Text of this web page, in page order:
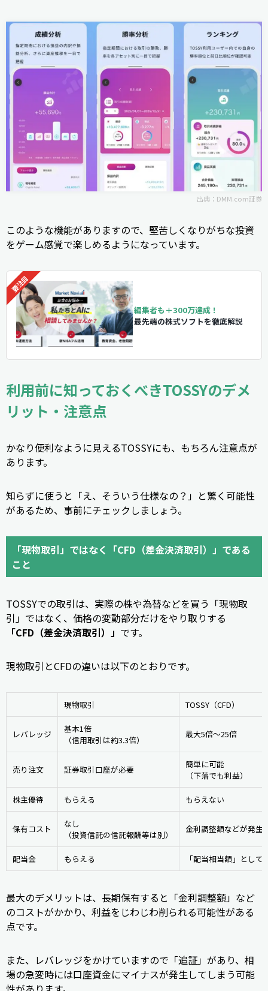
出典： DMM.com証券
このような機能がありますので、堅苦しくなりがちな投資
をゲーム感覚で楽しめるようになっています。
編集者も＋300万達成！
最先端の株式ソフトを徹底解説
利用前に知っておくべきTOSSYのデメ
リット・注意点
かなり便利なように見えるTOSSYにも、もちろん注意点が
あります。
知らずに使うと「え、そういう仕様なの？」と驚く可能性
があるため、事前にチェックしましょう。
「現物取引」ではなく「CFD（差金決済取引）」である
こと
TOSSYでの取引は、実際の株や為替などを買う「現物取
引」ではなく、価格の変動部分だけをやり取りする
「CFD（差金決済取引）」 です。
現物取引とCFDの違いは以下のとおりです。
現物取引 TOSSY（CFD）
レバレッジ
基本1倍
（信用取引は約3.3倍）
最大5倍〜25倍
売り注文 証券取引口座が必要
簡単に可能
（下落でも利益）
株主優待 もらえる もらえない
保有コスト
なし
（投資信託の信託報酬等は別）
金利調整額などが発生
配当金 もらえる 「配当相当額」とし
最大のデメリットは、長期保有すると「金利調整額」など
のコストがかかり、利益をじわじわ削られる可能性がある
点です。
また、レバレッジをかけていますので「追証」があり、相
場の急変時には口座資金にマイナスが発生してしまう可能